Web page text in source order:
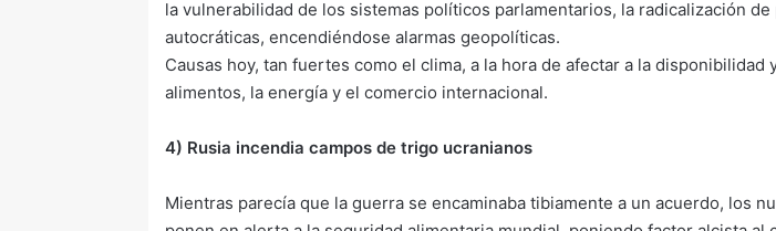
la vulnerabilidad de los sistemas políticos parlamentarios, la radicalización de
autocráticas, encendiéndose alarmas geopolíticas.
Causas hoy, tan fuertes como el clima, a la hora de afectar a la disponibilidad
alimentos, la energía y el comercio internacional.
4) Rusia incendia campos de trigo ucranianos
Mientras parecía que la guerra se encaminaba tibiamente a un acuerdo, los